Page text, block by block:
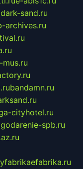
dark-sand.ru
archives.ru
mus.ru
bandamn.ru
cityhotel.ru
spb.ru